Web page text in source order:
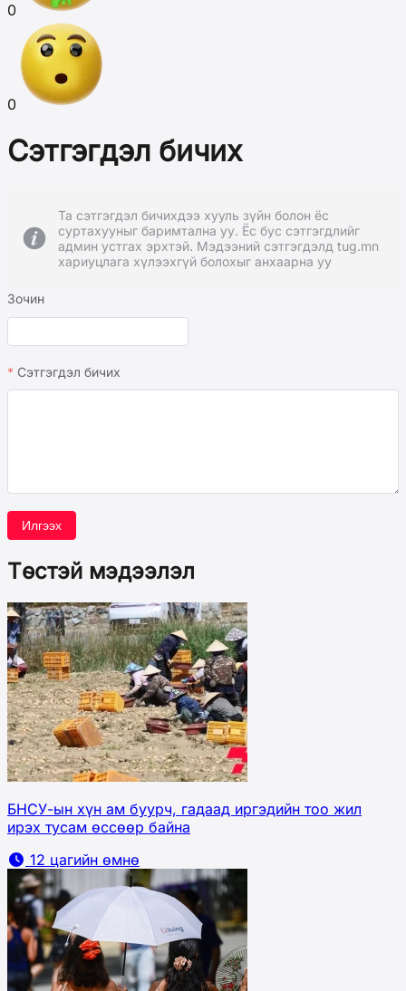
0
0
Сэтгэгдэл бичих
Та сэтгэгдэл бичихдээ хууль зүйн болон ёс
суртахууныг баримтална уу. Ёс бус сэтгэгдлийг
админ устгах эрхтэй. Мэдээний сэтгэгдэлд tug.mn
хариуцлага хүлээхгүй болохыг анхаарна уу
Зочин
Сэтгэгдэл бичих
Илгээх
Төстэй мэдээлэл
БНСУ-ын хүн ам буурч, гадаад иргэдийн тоо жил
ирэх тусам өссөөр байна
12 цагийн өмнө